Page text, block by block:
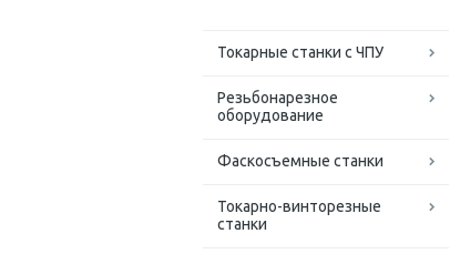
Токарные станки с ЧПУ
Резьбонарезное
оборудование
Фаскосъемные станки
Токарно-винторезные
станки